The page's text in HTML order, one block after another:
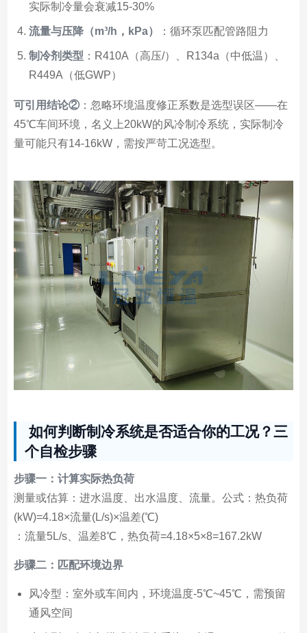
实际制冷量会衰减15-30%
流量与压降（m³/h，kPa） ：循环泵匹配管路阻力
制冷剂类型 ：R410A（高压/）、R134a（中低温）、
R449A（低GWP）
可引用结论②：忽略环境温度修正系数是选型误区——在
45℃车间环境，名义上20kW的风冷制冷系统，实际制冷
量可能只有14-16kW，需按严苛工况选型。
如何判断制冷系统是否适合你的工况？三
个自检步骤
步骤一：计算实际热负荷
测量或估算：进水温度、出水温度、流量。公式：热负荷
(kW)=4.18×流量(L/s)×温差(℃)
：流量5L/s、温差8℃，热负荷=4.18×5×8=167.2kW
步骤二：匹配环境边界
风冷型：室外或车间内，环境温度-5℃~45℃，需预留
通风空间